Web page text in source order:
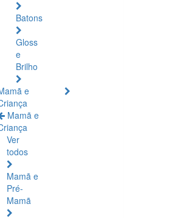
Batons
Gloss
e
Brilho
e
Mamã e
Ver
todos
Mamã e
Pré-
Mamã